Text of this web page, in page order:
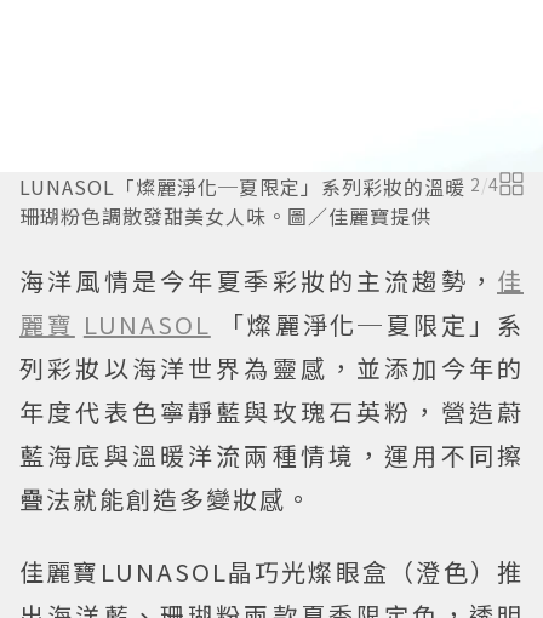
LUNASOL「燦麗淨化─夏限定」系列彩妝的溫暖
珊瑚粉色調散發甜美女人味。圖／佳麗寶提供
2 /4
海洋風情是今年夏季彩妝的主流趨勢， 佳
麗寶 LUNASOL
「燦麗淨化─夏限定」系
列彩妝以海洋世界為靈感，並添加今年的
年度代表色寧靜藍與玫瑰石英粉，營造蔚
藍海底與溫暖洋流兩種情境，運用不同擦
疊法就能創造多變妝感。
佳麗寶LUNASOL晶巧光燦眼盒（澄色）推